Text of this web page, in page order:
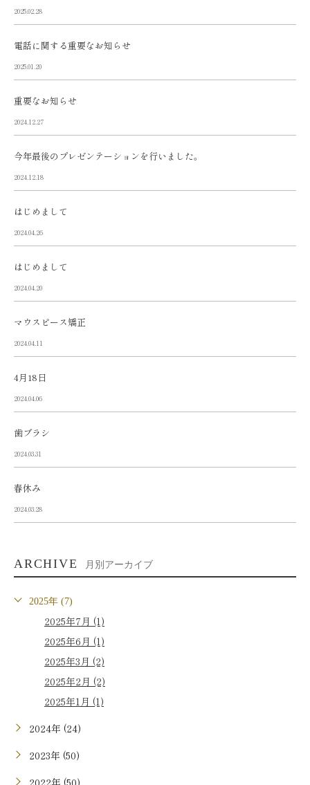
2025.02.28
電話に関する重要なお知らせ
2025.01.20
重要なお知らせ
2024.12.27
今年最後のプレゼンテーションを行いました。
2024.12.18
はじめまして
2024.04.26
はじめまして
2024.04.20
マウスピース矯正
2024.04.11
4月18日
2024.04.06
歯ブラシ
2024.03.31
春休み
2024.03.28
ARCHIVE 月別アーカイブ
2025年 (7)
2025年7月 (1)
2025年6月 (1)
2025年3月 (2)
2025年2月 (2)
2025年1月 (1)
2024年 (24)
2023年 (50)
2022年 (50)